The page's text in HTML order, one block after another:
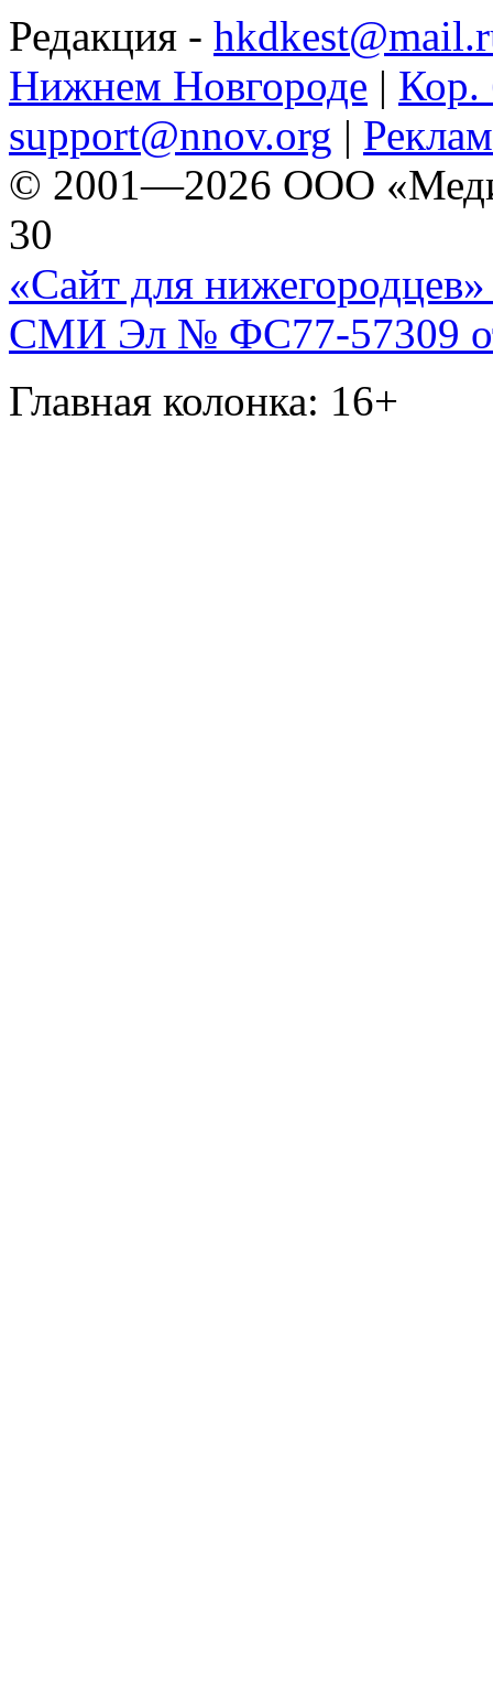
Редакция -
Нижнем Новгороде | Кор.
support@nnov.org |
© 2001—2026 ООО
30
«Сайт для нижегородцев»
СМИ Эл № ФС77-57309
Главная колонка: 16+